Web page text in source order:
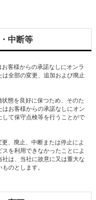
中断等
客様からの承諾なしにオンラ
全部の変更、追加および廃止
態を良好に保つため、そのた
お客様からの承諾なしにオン
て保守点検等を行うことがで
、廃止、中断または停止によ
を利用できなかったことによ
は、当社に故意に又は重大な
のとします。